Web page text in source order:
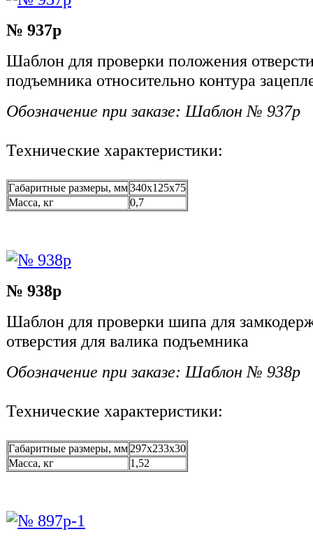
№ 937р
Шаблон для проверки положения
подъемника относительно контура
Обозначение при заказе: Шаблон № 937р
Технические характеристики:
Габаритные размеры, мм340x125x75
Масса, кг
0,7
№ 938р
Шаблон для проверки шипа для
отверстия для валика подъемника
Обозначение при заказе: Шаблон № 938р
Технические характеристики:
Габаритные размеры, мм 297x233x30
Масса, кг
1,52